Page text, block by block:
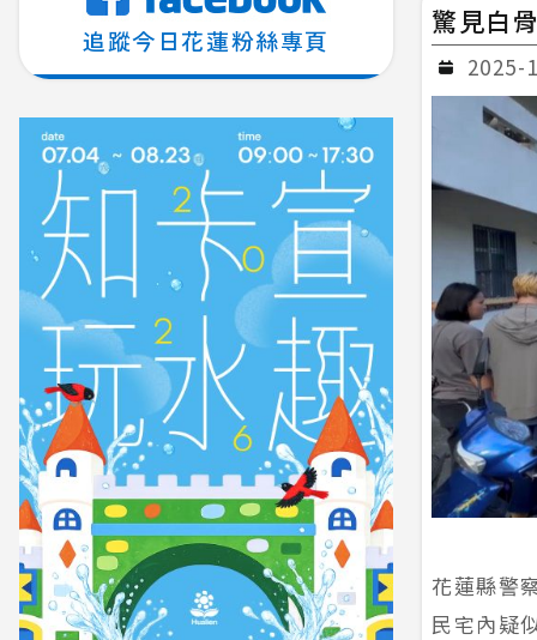
追蹤今日花蓮粉絲專頁
驚見白
2025-
花蓮縣警
民宅內疑